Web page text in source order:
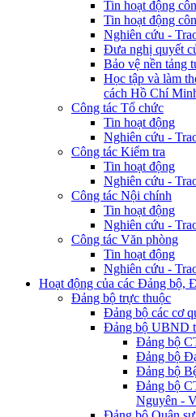
Tin hoạt động
Tin hoạt động
Nghiên cứu -
Đưa nghị quyết
Bảo vệ nền tảng
Học tập và làm
cách Hồ Chí
Công tác Tổ chức
Tin hoạt động
Nghiên cứu -
Công tác Kiểm tra
Tin hoạt động
Nghiên cứu -
Công tác Nội chính
Tin hoạt động
Nghiên cứu -
Công tác Văn phòng
Tin hoạt động
Nghiên cứu -
Hoạt động của các Đảng bộ,
Đảng bộ trực thuộc
Đảng bộ các cơ
Đảng bộ UBND
Đảng bộ
Đảng bộ
Đảng bộ
Đảng bộ
Nguyên -